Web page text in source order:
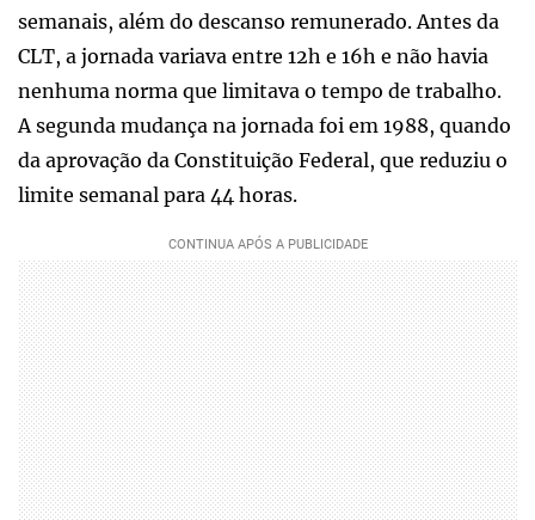
semanais, além do descanso remunerado. Antes da
CLT, a jornada variava entre 12h e 16h e não havia
nenhuma norma que limitava o tempo de trabalho.
A segunda mudança na jornada foi em 1988, quando
da aprovação da Constituição Federal, que reduziu o
limite semanal para 44 horas.